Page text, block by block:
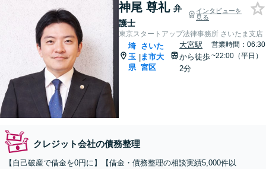
神尾 尊礼 弁
護士
インタビューを
見る
東京スタートアップ法律事務所 さいたま支店
埼
玉
県
|
さいた
ま市大
宮区
大宮駅
から徒歩
2分
営業時間：06:30
~22:00（平日）
クレジット会社の債務整理
【自己破産で借金を0円に】【借金・債務整理の相談実績5,000件以